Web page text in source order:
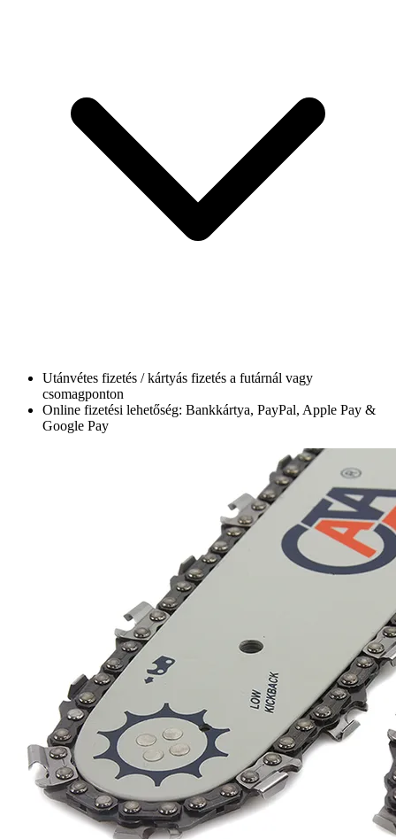
Utánvétes fizetés / kártyás fizetés a futárnál vagy
csomagponton
Online fizetési lehetőség: Bankkártya, PayPal, Apple Pay &
Google Pay